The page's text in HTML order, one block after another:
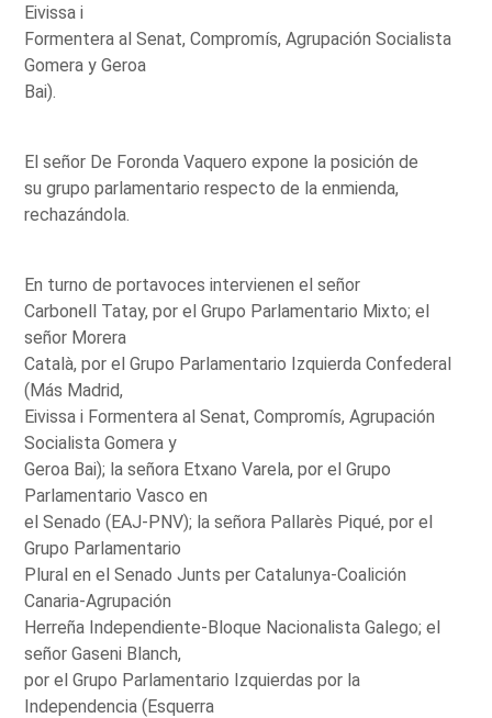
Eivissa i
Formentera al Senat, Compromís, Agrupación Socialista
Gomera y Geroa
Bai).
El señor De Foronda Vaquero expone la posición de
su grupo parlamentario respecto de la enmienda,
rechazándola.
En turno de portavoces intervienen el señor
Carbonell Tatay, por el Grupo Parlamentario Mixto; el
señor Morera
Català, por el Grupo Parlamentario Izquierda Confederal
(Más Madrid,
Eivissa i Formentera al Senat, Compromís, Agrupación
Socialista Gomera y
Geroa Bai); la señora Etxano Varela, por el Grupo
Parlamentario Vasco en
el Senado (EAJ-PNV); la señora Pallarès Piqué, por el
Grupo Parlamentario
Plural en el Senado Junts per Catalunya-Coalición
Canaria-Agrupación
Herreña Independiente-Bloque Nacionalista Galego; el
señor Gaseni Blanch,
por el Grupo Parlamentario Izquierdas por la
Independencia (Esquerra